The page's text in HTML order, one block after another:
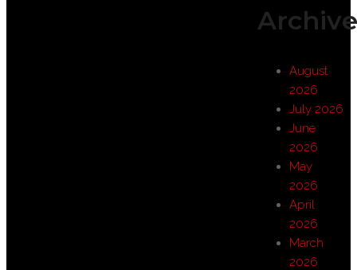
August
2026
July 2026
June
2026
May
2026
April
2026
March
2026